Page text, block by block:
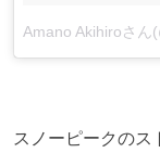
Amano Akihiroさん
スノーピークのス